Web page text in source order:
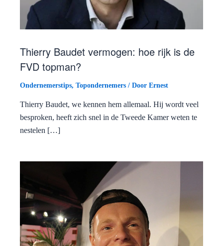
Thierry Baudet vermogen: hoe rijk is de
FVD topman?
Ondernemerstips, Topondernemers / Door Ernest
Thierry Baudet, we kennen hem allemaal. Hij wordt veel
besproken, heeft zich snel in de Tweede Kamer weten te
nestelen […]